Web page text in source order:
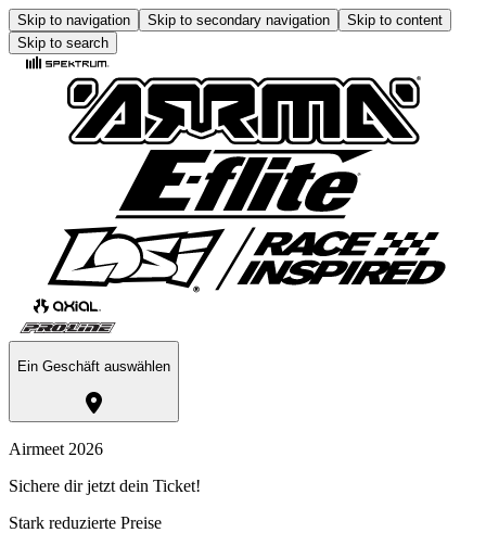
Skip to navigation Skip to secondary navigation
Skip to content
Skip to search
Ein Geschäft auswählen
Airmeet 2026
Sichere dir jetzt dein Ticket!
Stark reduzierte Preise